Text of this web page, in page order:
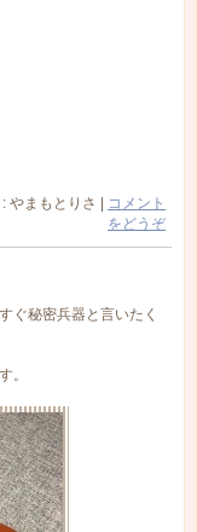
やまもとりさ
コメント
をどうぞ
ぐ秘密兵器と言いたく
。